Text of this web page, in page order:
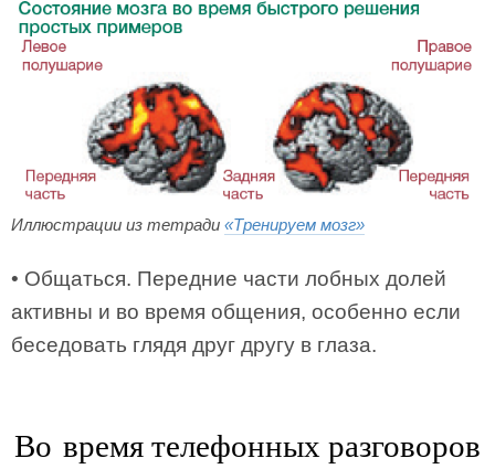
Иллюстрации из тетради «Тренируем мозг»
• Общаться. Передние части лобных долей
активны и во время общения, особенно если
беседовать глядя друг другу в глаза.
Во время телефонных разговоров